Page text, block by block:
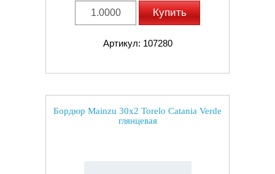
Купить
Артикул: 107280
Бордюр Mainzu 30x2 Torelo Catania Verde
глянцевая